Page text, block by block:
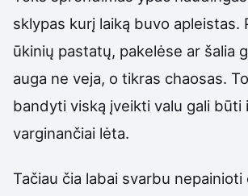
sklypas kurį laiką buvo apleistas.
ūkinių pastatų, pakelėse ar šalia
auga ne veja, o tikras chaosas.
bandyti viską įveikti valu gali būti
varginančiai lėta.
Tačiau čia labai svarbu